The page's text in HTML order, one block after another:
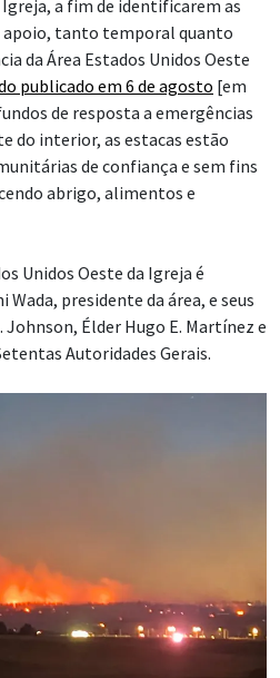
a fim de identificarem as
apoio, tanto temporal quanto
da Área Estados Unidos Oeste
publicado em 6 de agosto [em
de resposta a emergências
do interior, as estacas estão
de confiança e sem fins
abrigo, alimentos e
Unidos Oeste da Igreja é
presidente da área, e seus
Élder Hugo E. Martínez e
Autoridades Gerais.